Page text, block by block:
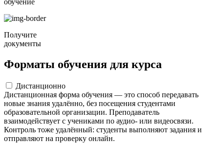
обучение
Получите
документы
Форматы обучения для курса
Дистанционно
Дистанционная форма обучения — это способ передавать
новые знания удалённо, без посещения студентами
образовательной организации. Преподаватель
взаимодействует с учениками по аудио- или видеосвязи.
Контроль тоже удалённый: студенты выполняют задания и
отправляют на проверку онлайн.